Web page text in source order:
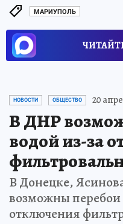
МАРИУПОЛЬ
НОВОСТИ ОБЩЕСТВО 20
В ДНР
водой из-за
В Донецке,
возможны перебои
отключения